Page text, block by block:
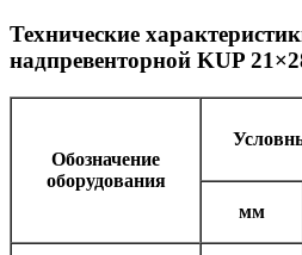
Технические
надпревенторной KUP
Обозначение
оборудования
мм